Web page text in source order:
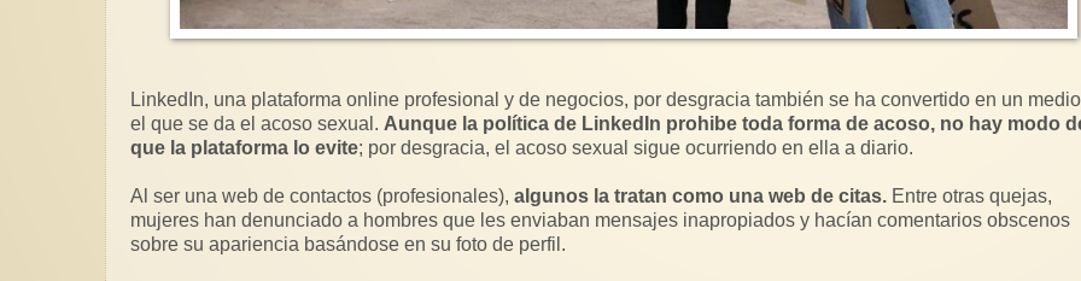
LinkedIn, una plataforma online profesional y de negocios, por desgracia también se ha convertido en un
el que se da el acoso sexual. Aunque la política de LinkedIn prohibe toda forma de acoso, no hay modo
que la plataforma lo evite; por desgracia, el acoso sexual sigue ocurriendo en ella a diario.
Al ser una web de contactos (profesionales),algunos la tratan como una web de citas. Entre otras quejas,
mujeres han denunciado a hombres que les enviaban mensajes inapropiados y hacían comentarios obscenos
sobre su apariencia basándose en su foto de perfil.